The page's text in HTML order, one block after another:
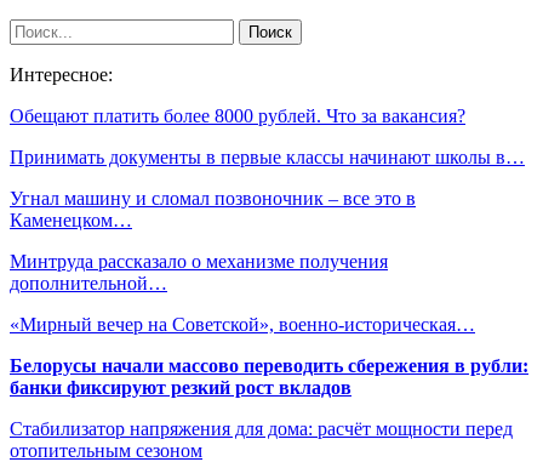
Интересное:
Обещают платить более 8000 рублей. Что за вакансия?
Принимать документы в первые классы начинают школы в…
Угнал машину и сломал позвоночник – все это в
Каменецком…
Минтруда рассказало о механизме получения
дополнительной…
«Мирный вечер на Советской», военно-историческая…
Белорусы начали массово переводить сбережения в рубли:
банки фиксируют резкий рост вкладов
Стабилизатор напряжения для дома: расчёт мощности перед
отопительным сезоном